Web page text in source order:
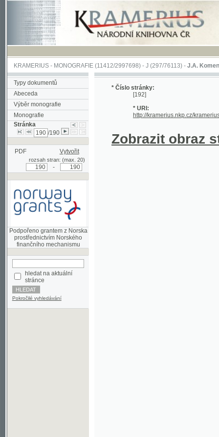
KRAMERIUS-MONOGRAFIE(11412/2997698) -J (297/76113)-J.A. Komenského
Typy dokumentů
Abeceda
Výběr monografie
Monografie
Stránka
/190
PDF Vytvořit
rozsah stran: (max. 20)
Podpořeno grantem z Norska
prostřednictvím Norského
hledat na aktuální
stránce
Pokročilé vyhledávání
* Číslo stránky:
[192]
* URI:
http://kramerius.nkp.cz/kramerius/